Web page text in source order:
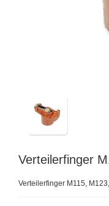
Verteilerfinger
Verteilerfinger M115,